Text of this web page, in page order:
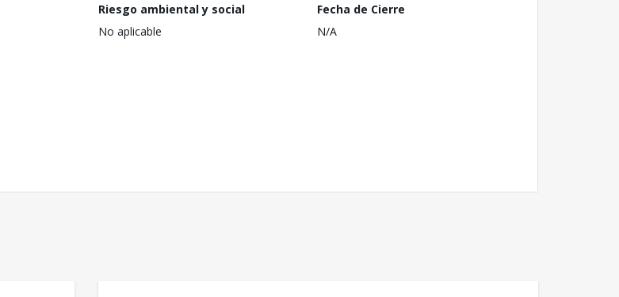
Riesgo ambiental y social
No aplicable
Fecha de Cierre
N/A